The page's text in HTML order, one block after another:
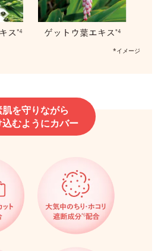
*イメージ
を守りながら
むようにカバー